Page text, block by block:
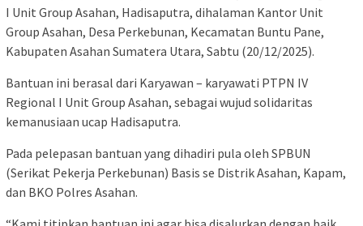
I Unit Group Asahan, Hadisaputra, dihalaman Kantor Unit
Group Asahan, Desa Perkebunan, Kecamatan Buntu Pane,
Kabupaten Asahan Sumatera Utara, Sabtu (20/12/2025).
Bantuan ini berasal dari Karyawan – karyawati PTPN IV
Regional I Unit Group Asahan, sebagai wujud solidaritas
kemanusiaan ucap Hadisaputra.
Pada pelepasan bantuan yang dihadiri pula oleh SPBUN
(Serikat Pekerja Perkebunan) Basis se Distrik Asahan, Kapam,
dan BKO Polres Asahan.